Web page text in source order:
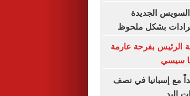
السويس الجديدة
بشكل ملحوظ
الرئيس بفرحة عارمة
يا سيسي
مع إسبانيا في نصف